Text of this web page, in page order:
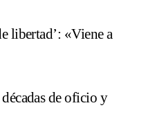
libertad’: «Viene a
de oficio y